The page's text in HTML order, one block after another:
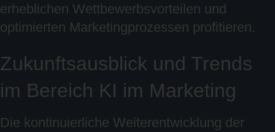
erheblichen Wettbewerbsvorteilen und
optimierten Marketingprozessen profitieren.
Zukunftsausblick und Trends
im Bereich KI im Marketing
Die kontinuierliche Weiterentwicklung der